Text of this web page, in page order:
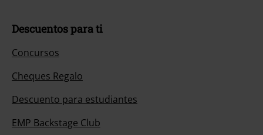
Descuentos para ti
Concursos
Cheques Regalo
Descuento para estudiantes
EMP Backstage Club